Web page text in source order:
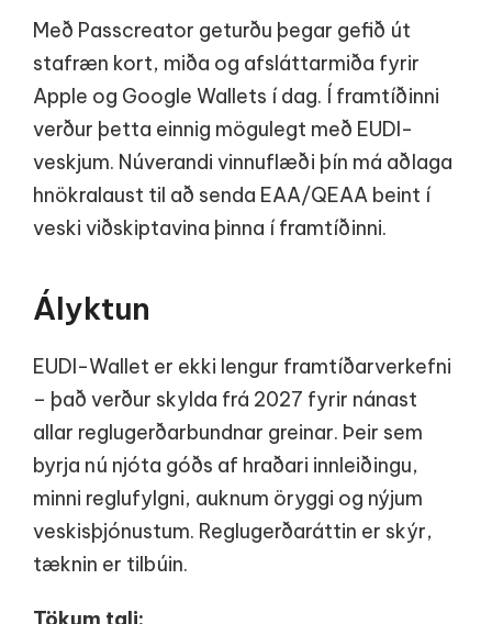
Með Passcreator geturðu þegar gefið út
stafræn kort, miða og afsláttarmiða fyrir
Apple og Google Wallets í dag. Í framtíðinni
verður þetta einnig mögulegt með EUDI-
veskjum. Núverandi vinnuflæði þín má aðlaga
hnökralaust til að senda EAA/QEAA beint í
veski viðskiptavina þinna í framtíðinni.
Ályktun
EUDI-Wallet er ekki lengur framtíðarverkefni
– það verður skylda frá 2027 fyrir nánast
allar reglugerðarbundnar greinar. Þeir sem
byrja nú njóta góðs af hraðari innleiðingu,
minni reglufylgni, auknum öryggi og nýjum
veskisþjónustum. Reglugerðaráttin er skýr,
tæknin er tilbúin.
Tökum tali: